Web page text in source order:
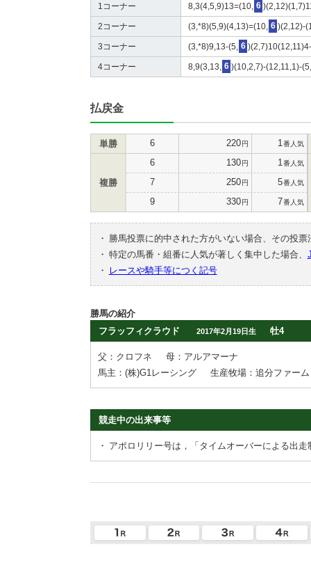
1コーナー 8,3(4,5,9)13=(10, 6
2コーナー (3,*8)(5,9)(4,13)=(10, 6 )(2,12)-
3コーナー (3,*8)9,13-(5, 6
4コーナー 8,9(3,13, 6 )(10,2,7)-(12,11,1)-
払戻金
単勝 6 220円 1 番人気
複勝
6 130円 1 番人気
7 250円 5番人気
9 330円 7番人気
・
勝馬投票に的中された方がいない場合、その投
・ 特定の馬番・組番に人気が著しく集中した場合、
・
レースや騎手等につく記号
勝馬の紹介
フラッフィクラウド
2017年2月19日生 牡4
父：クロフネ
母：アルアマーナ
馬主：(株)G1レーシング
生産牧場：追分ファーム
競走中の出来事等
・ アポロリリー号は，「タイムオーバーによる出